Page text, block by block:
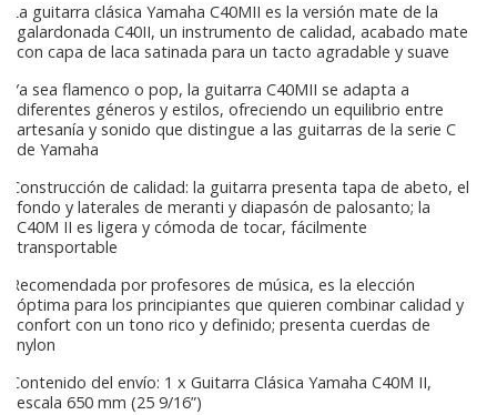
La guitarra clásica Yamaha C40MII es la versión mate de la
galardonada C40II, un instrumento de calidad, acabado mate
con capa de laca satinada para un tacto agradable y suave
Ya sea flamenco o pop, la guitarra C40MII se adapta a
diferentes géneros y estilos, ofreciendo un equilibrio entre
artesanía y sonido que distingue a las guitarras de la serie C
de Yamaha
Construcción de calidad: la guitarra presenta tapa de abeto, el
fondo y laterales de meranti y diapasón de palosanto; la
C40M II es ligera y cómoda de tocar, fácilmente
transportable
Recomendada por profesores de música, es la elección
óptima para los principiantes que quieren combinar calidad y
confort con un tono rico y definido; presenta cuerdas de
nylon
Contenido del envío: 1 x Guitarra Clásica Yamaha C40M II,
escala 650 mm (25 9/16”)